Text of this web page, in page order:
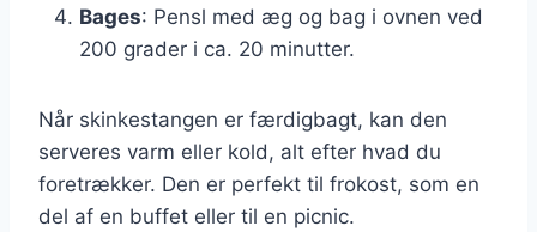
Bages: Pensl med æg og bag i ovnen ved
200 grader i ca. 20 minutter.
Når skinkestangen er færdigbagt, kan den
serveres varm eller kold, alt efter hvad du
foretrækker. Den er perfekt til frokost, som en
del af en buffet eller til en picnic.